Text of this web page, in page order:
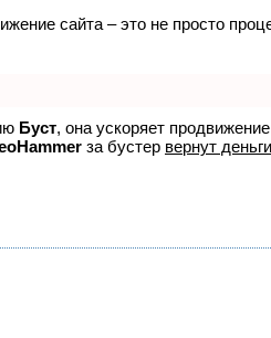
сайта – это не просто
Буст, она ускоряет
за бустер вернут